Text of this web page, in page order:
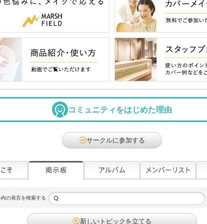
コミュニティをはじめた理由
サークルに参加する
の発言を検索する
新しいトピックを立てる